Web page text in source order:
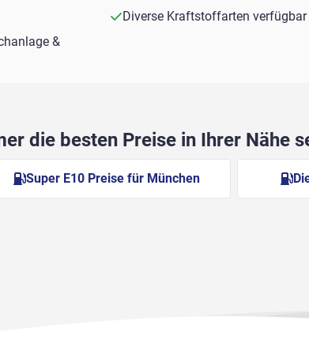
Diverse Kraftstoffarten verfügbar
&
die besten Preise in Ihrer Nähe
Super E10 Preise für München